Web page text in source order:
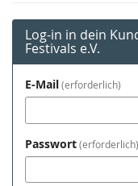
Log-in in dein
Festivals e.V.
E-Mail erforderlich
Passwort erforderlich